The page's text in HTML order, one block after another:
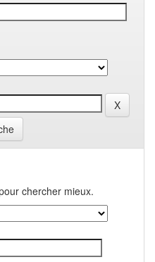
chercher mieux.